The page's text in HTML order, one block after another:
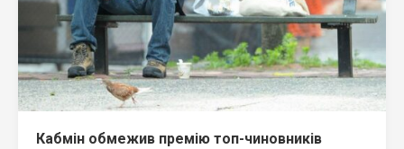
Кабмін обмежив премію топ-чиновників